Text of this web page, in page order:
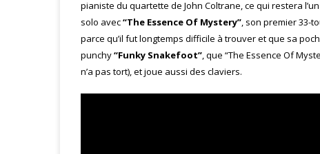
pianiste du quartette de John Coltrane, ce qui restera
solo avec“The Essence Of Mystery”, son premier 33-
parce qu’il fut longtemps difficile à trouver et que sa
punchy“Funky Snakefoot”, que “The Essence Of
n’a pas tort), et joue aussi des claviers.